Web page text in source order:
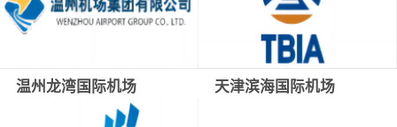
温州龙湾国际机场 天津滨海国际机场